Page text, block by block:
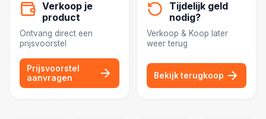
Verkoop je
product
Ontvang direct een
prijsvoorstel
Prijsvoorstel
aanvragen
Tijdelijk geld
nodig?
Verkoop & Koop later
weer terug
Bekijk terugkoop